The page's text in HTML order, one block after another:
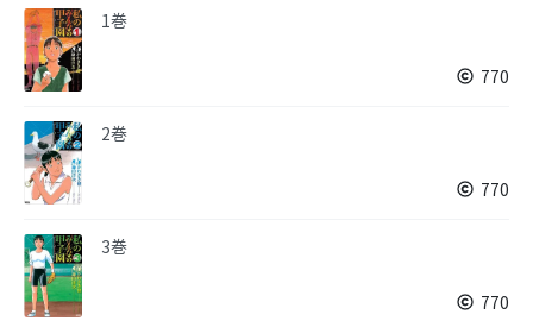
1巻
770
2巻
770
3巻
770